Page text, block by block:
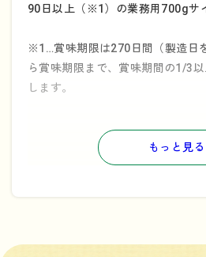
90日以上（※1）の業務用700gサ
※1…賞味期限は270日間（製造日
ら賞味期限まで、賞味期間の1/3
します。
もっと見る